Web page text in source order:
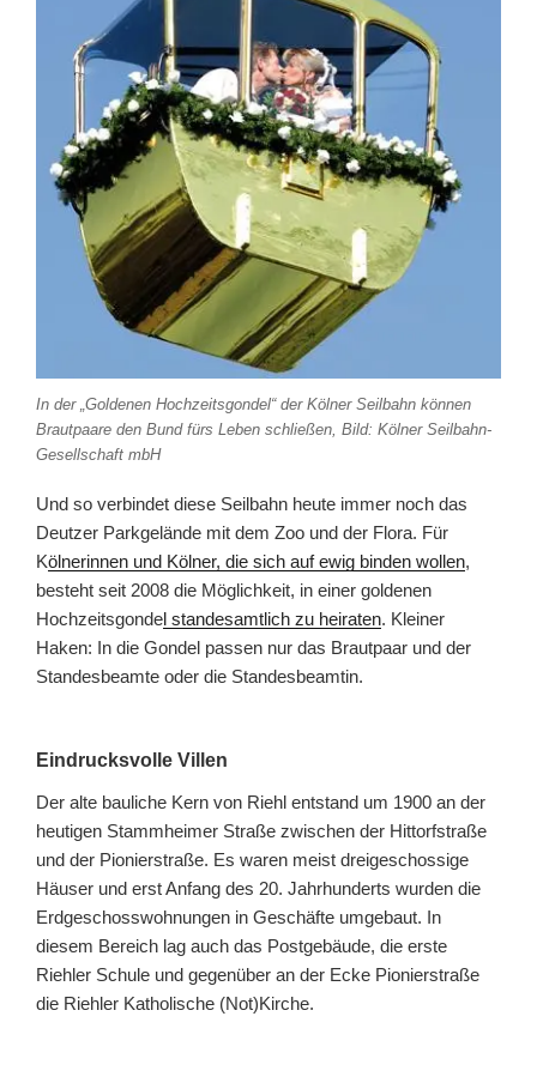
In der „Goldenen Hochzeitsgondel“ der Kölner Seilbahn können
Brautpaare den Bund fürs Leben schließen, Bild: Kölner Seilbahn-
Gesellschaft mbH
Und so verbindet diese Seilbahn heute immer noch das
Deutzer Parkgelände mit dem Zoo und der Flora. Für
Kölnerinnen und Kölner, die sich auf ewig binden wollen,
besteht seit 2008 die Möglichkeit, in einer goldenen
Hochzeitsgondel standesamtlich zu heiraten. Kleiner
Haken: In die Gondel passen nur das Brautpaar und der
Standesbeamte oder die Standesbeamtin.
Eindrucksvolle Villen
Der alte bauliche Kern von Riehl entstand um 1900 an der
heutigen Stammheimer Straße zwischen der Hittorfstraße
und der Pionierstraße. Es waren meist dreigeschossige
Häuser und erst Anfang des 20. Jahrhunderts wurden die
Erdgeschosswohnungen in Geschäfte umgebaut. In
diesem Bereich lag auch das Postgebäude, die erste
Riehler Schule und gegenüber an der Ecke Pionierstraße
die Riehler Katholische (Not)Kirche.